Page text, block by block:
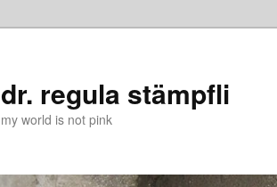
dr. regula stämpfli
my world is not pink